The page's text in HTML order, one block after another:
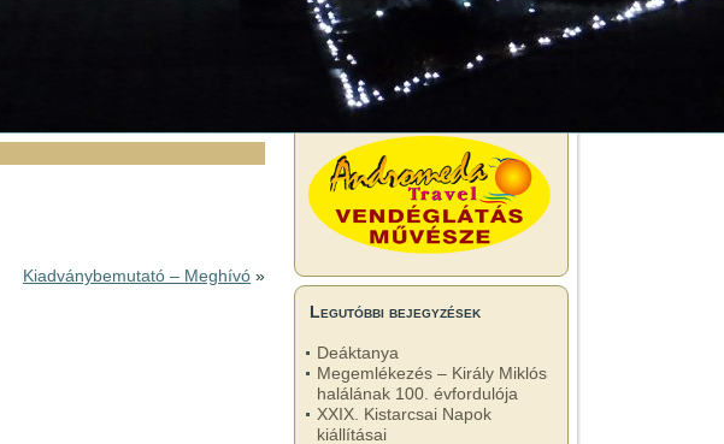
Kiadványbemutató – Meghívó »
Legutóbbi bejegyzések
Deáktanya
Megemlékezés – Király Miklós
halálának 100. évfordulója
XXIX. Kistarcsai Napok
kiállításai